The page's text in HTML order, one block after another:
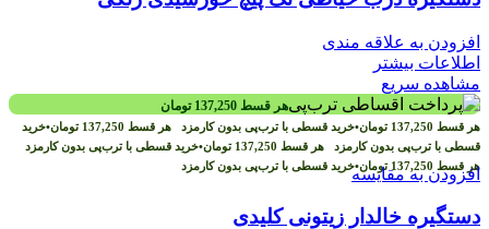
افزودن به علاقه مندی
اطلاعات بیشتر
مشاهده سریع
هر قسط 137,250 تومان
هر قسط 137,250 تومان•خرید قسطی با ترب‌پی بدون کارمزد هر قسط 137,250 تومان•خرید
قسطی با ترب‌پی بدون کارمزد هر قسط 137,250 تومان•خرید قسطی با ترب‌پی بدون کارمزد
هر قسط 137,250 تومان•خرید قسطی با ترب‌پی بدون کارمزدافزودن به مقایسه
دستگیره خالدار زیتونی کلیدی